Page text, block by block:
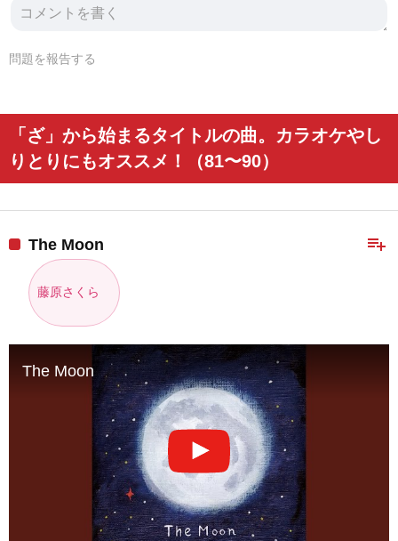
問題を報告する
「ざ」から始まるタイトルの曲。カラオケやし
りとりにもオススメ！（81〜90）
playlist_add
The Moon
藤原さくら
The Moon